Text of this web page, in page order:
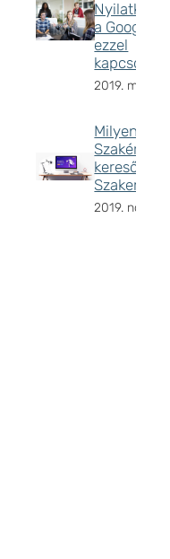
a Google
ezzel
2019. május
Milyen a
Szakértő,
2019.